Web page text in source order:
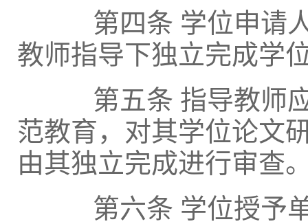
第四条 学位申请人
教师指导下独立完成学
第五条 指导教师应
范教育，对其学位论文
由其独立完成进行审查
第六条 学位授予单